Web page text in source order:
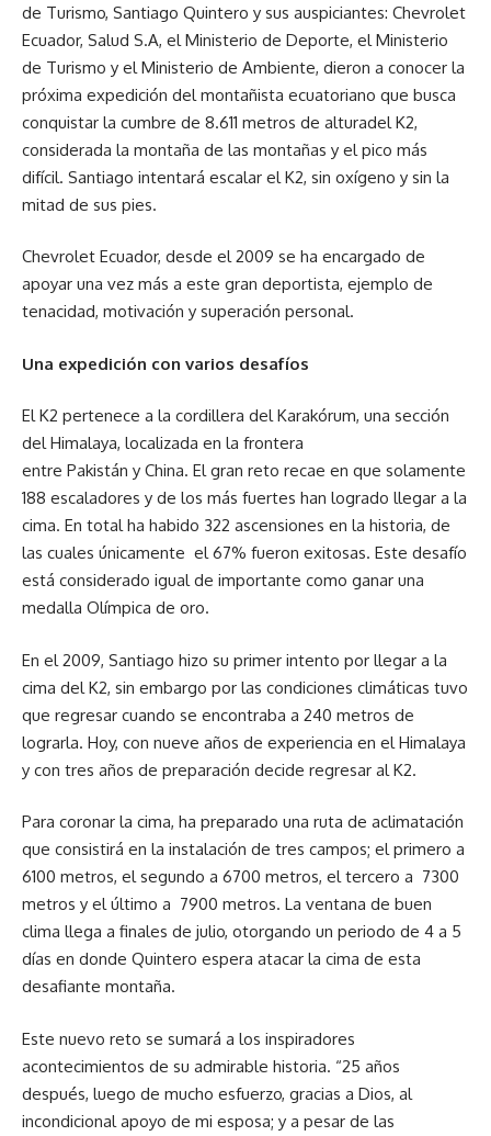
de Turismo, Santiago Quintero y sus auspiciantes: Chevrolet
Ecuador, Salud S.A, el Ministerio de Deporte, el Ministerio
de Turismo y el Ministerio de Ambiente, dieron a conocer la
próxima expedición del montañista ecuatoriano que busca
conquistar la cumbre de 8.611 metros de alturadel K2,
considerada la montaña de las montañas y el pico más
difícil. Santiago intentará escalar el K2, sin oxígeno y sin la
mitad de sus pies.
Chevrolet Ecuador, desde el 2009 se ha encargado de
apoyar una vez más a este gran deportista, ejemplo de
tenacidad, motivación y superación personal.
Una expedición con varios desafíos
El K2 pertenece a la cordillera delKarakórum, una sección
delHimalaya, localizada en la frontera
entre Pakistán y China. El gran reto recae en que solamente
188 escaladores y de los más fuertes han logrado llegar a la
cima. En total ha habido 322 ascensiones en la historia, de
las cuales únicamente el 67% fueron exitosas. Este desafío
está considerado igual de importante como ganar una
medalla Olímpica de oro.
En el 2009, Santiago hizo su primer intento por llegar a la
cima del K2, sin embargo por las condiciones climáticas tuvo
que regresar cuando se encontraba a 240 metros de
lograrla. Hoy, con nueve años de experiencia en el Himalaya
y con tres años de preparación decide regresar al K2.
Para coronar la cima, ha preparado una ruta de aclimatación
que consistirá en la instalación de tres campos; el primero a
6100 metros, el segundo a 6700 metros, el tercero a 7300
metros y el último a 7900 metros. La ventana de buen
clima llega a finales de julio, otorgando un periodo de 4 a 5
días en donde Quintero espera atacar la cima de esta
desafiante montaña.
Este nuevo reto se sumará a los inspiradores
acontecimientos de su admirable historia. “25 años
después, luego de mucho esfuerzo, gracias a Dios, al
incondicional apoyo de mi esposa; y a pesar de las